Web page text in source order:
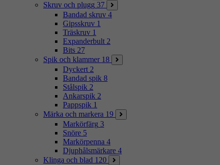
Skruv och plugg 37
Bandad skruv 4
Gipsskruv 1
Träskruv 1
Expanderbult 2
Bits 27
Spik och klammer 18
Dyckert 2
Bandad spik 8
Stålspik 2
Ankarspik 2
Pappspik 1
Märka och markera 19
Markörfärg 3
Snöre 5
Markörpenna 4
Djuphålsmärkare 4
Klinga och blad 120